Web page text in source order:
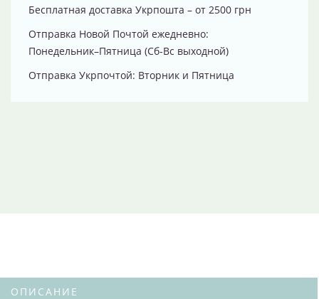
Бесплатная доставка Укрпошта – от 2500 грн
Отправка Новой Почтой ежедневно:
Понедельник–Пятница (Сб-Вс выходной)
Отправка Укрпочтой: Вторник и Пятница
ОПИСАНИЕ